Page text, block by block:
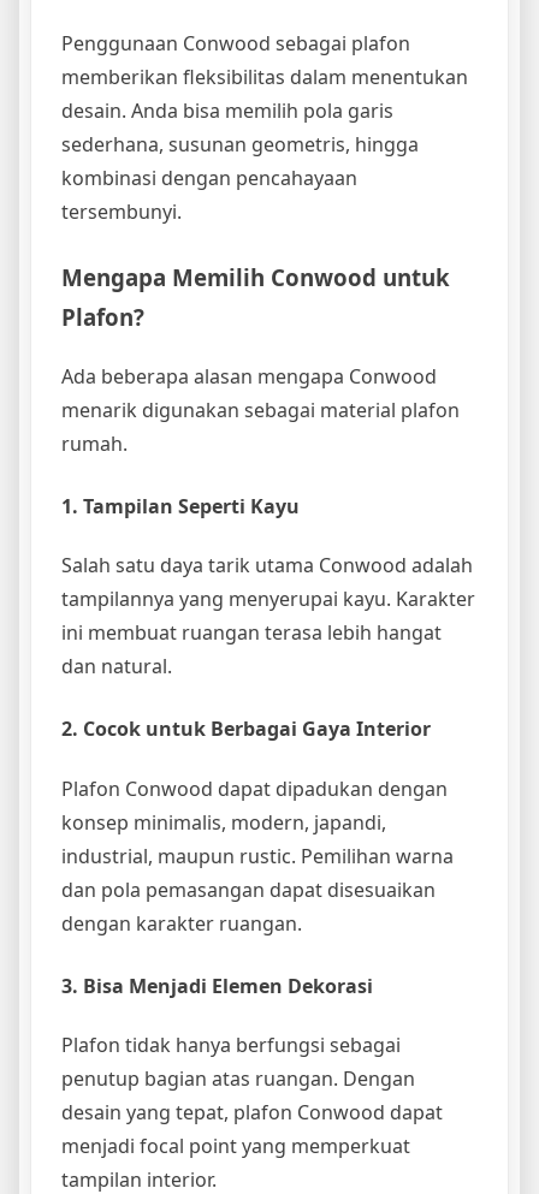
Penggunaan Conwood sebagai plafon
memberikan fleksibilitas dalam menentukan
desain. Anda bisa memilih pola garis
sederhana, susunan geometris, hingga
kombinasi dengan pencahayaan
tersembunyi.
Mengapa Memilih Conwood untuk
Plafon?
Ada beberapa alasan mengapa Conwood
menarik digunakan sebagai material plafon
rumah.
1. Tampilan Seperti Kayu
Salah satu daya tarik utama Conwood adalah
tampilannya yang menyerupai kayu. Karakter
ini membuat ruangan terasa lebih hangat
dan natural.
2. Cocok untuk Berbagai Gaya Interior
Plafon Conwood dapat dipadukan dengan
konsep minimalis, modern, japandi,
industrial, maupun rustic. Pemilihan warna
dan pola pemasangan dapat disesuaikan
dengan karakter ruangan.
3. Bisa Menjadi Elemen Dekorasi
Plafon tidak hanya berfungsi sebagai
penutup bagian atas ruangan. Dengan
desain yang tepat, plafon Conwood dapat
menjadi focal point yang memperkuat
tampilan interior.